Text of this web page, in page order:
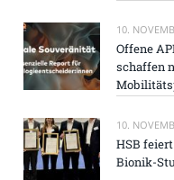
10.
Offene
schaffen
10.
HSB
Bionik-